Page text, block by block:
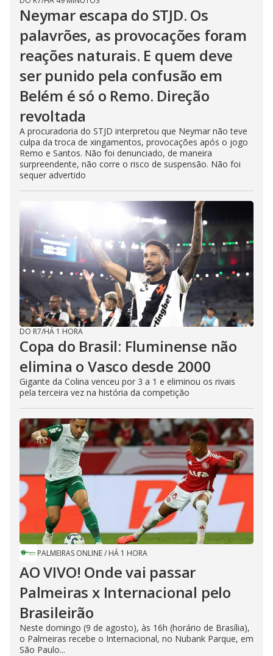
Neymar escapa do STJD. Os
palavrões, as provocações foram
reações naturais. E quem deve
ser punido pela confusão em
Belém é só o Remo. Direção
revoltada
A procuradoria do STJD interpretou que Neymar não teve
culpa da troca de xingamentos, provocações após o jogo
Remo e Santos. Não foi denunciado, de maneira
surpreendente, não corre o risco de suspensão. Não foi
sequer advertido
DO R7/HÁ 1 HORA
Copa do Brasil: Fluminense não
elimina o Vasco desde 2000
Gigante da Colina venceu por 3 a 1 e eliminou os rivais
pela terceira vez na história da competição
PALMEIRAS ONLINE/ HÁ 1 HORA
AO VIVO! Onde vai passar
Palmeiras x Internacional pelo
Brasileirão
Neste domingo (9 de agosto), às 16h (horário de Brasília),
o Palmeiras recebe o Internacional, no Nubank Parque, em
São Paulo...